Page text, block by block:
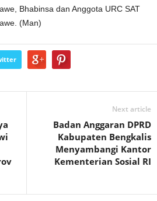
Bhabinsa dan Anggota URC SAT
(Man)
Next article
Badan Anggaran DPRD
Kabupaten Bengkalis
Menyambangi Kantor
Kementerian Sosial RI